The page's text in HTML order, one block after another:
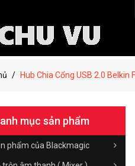
Hub Chia Cổng USB 2.0
mục sản phẩm
phẩm của Blackmagic